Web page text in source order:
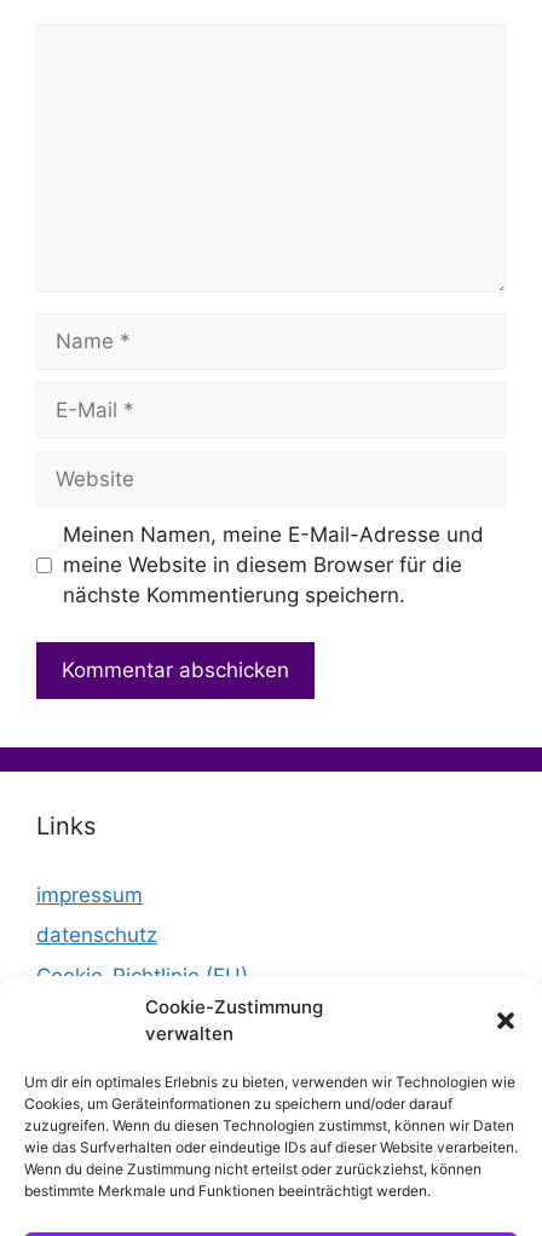
Cookie-Zustimmung
verwalten
Um dir ein optimales Erlebnis zu bieten, verwenden wir Technologien wie
Cookies, um Geräteinformationen zu speichern und/oder darauf
zuzugreifen. Wenn du diesen Technologien zustimmst, können wir Daten
wie das Surfverhalten oder eindeutige IDs auf dieser Website verarbeiten.
Wenn du deine Zustimmung nicht erteilst oder zurückziehst, können
bestimmte Merkmale und Funktionen beeinträchtigt werden.
Name
Website
Meinen Namen, meine E-Mail-Adresse und
meine Website in diesem Browser für die
nächste Kommentierung speichern.
Links
impressum
datenschutz
Cookie-Richtlinie (EU)